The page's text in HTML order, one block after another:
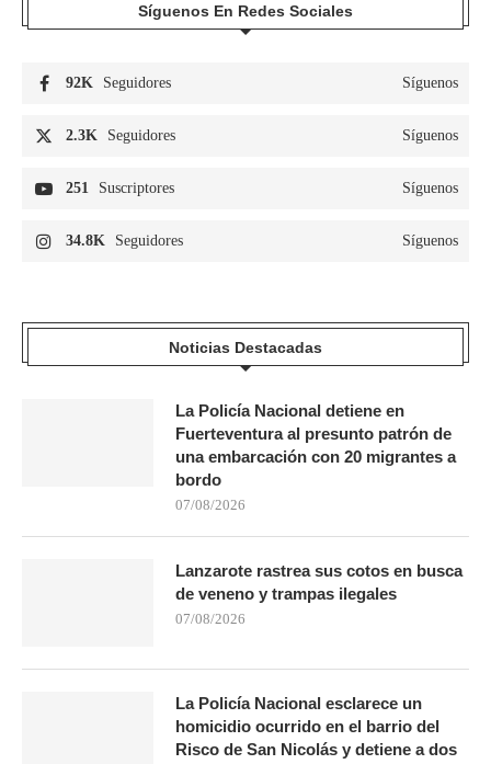
Síguenos En Redes Sociales
92K Seguidores Síguenos
2.3K Seguidores Síguenos
251 Suscriptores Síguenos
34.8K Seguidores Síguenos
Noticias Destacadas
La Policía Nacional detiene en
Fuerteventura al presunto patrón de
una embarcación con 20 migrantes a
bordo
07/08/2026
Lanzarote rastrea sus cotos en busca
de veneno y trampas ilegales
07/08/2026
La Policía Nacional esclarece un
homicidio ocurrido en el barrio del
Risco de San Nicolás y detiene a dos